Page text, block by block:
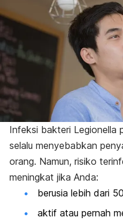
Infeksi bakteri Legionella
selalu menyebabkan
orang. Namun, risiko
meningkat jika Anda:
berusia lebih dari
aktif atau pernah